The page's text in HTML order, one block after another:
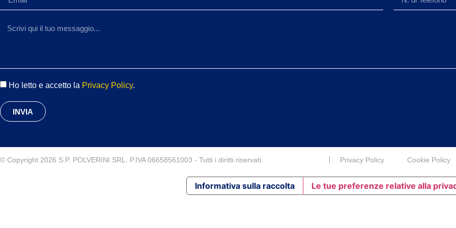
Ho letto e accetto la Privacy Policy.
INVIA
© Copyright 2026 S.P. POLVERINI SRL. P.IVA 06658561003 - Tutti i diritti riservati. Privacy Policy Cookie Policy
Informativa sulla raccolta Le tue preferenze relative alla